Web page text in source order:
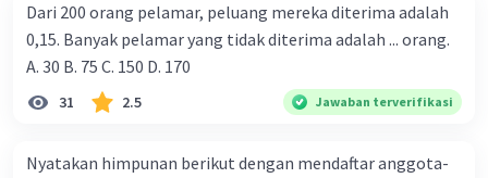
Dari 200 orang pelamar, peluang mereka diterima adalah
0,15. Banyak pelamar yang tidak diterima adalah ... orang.
A. 30 B. 75 C. 150 D. 170
31 2.5 Jawaban terverifikasi
Nyatakan himpunan berikut dengan mendaftar anggota-